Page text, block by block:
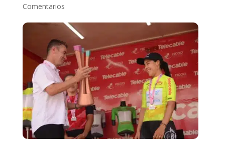
Comentarios